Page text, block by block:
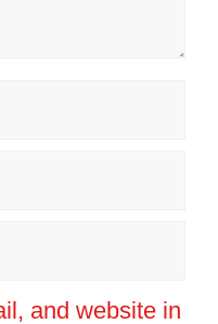
and website in